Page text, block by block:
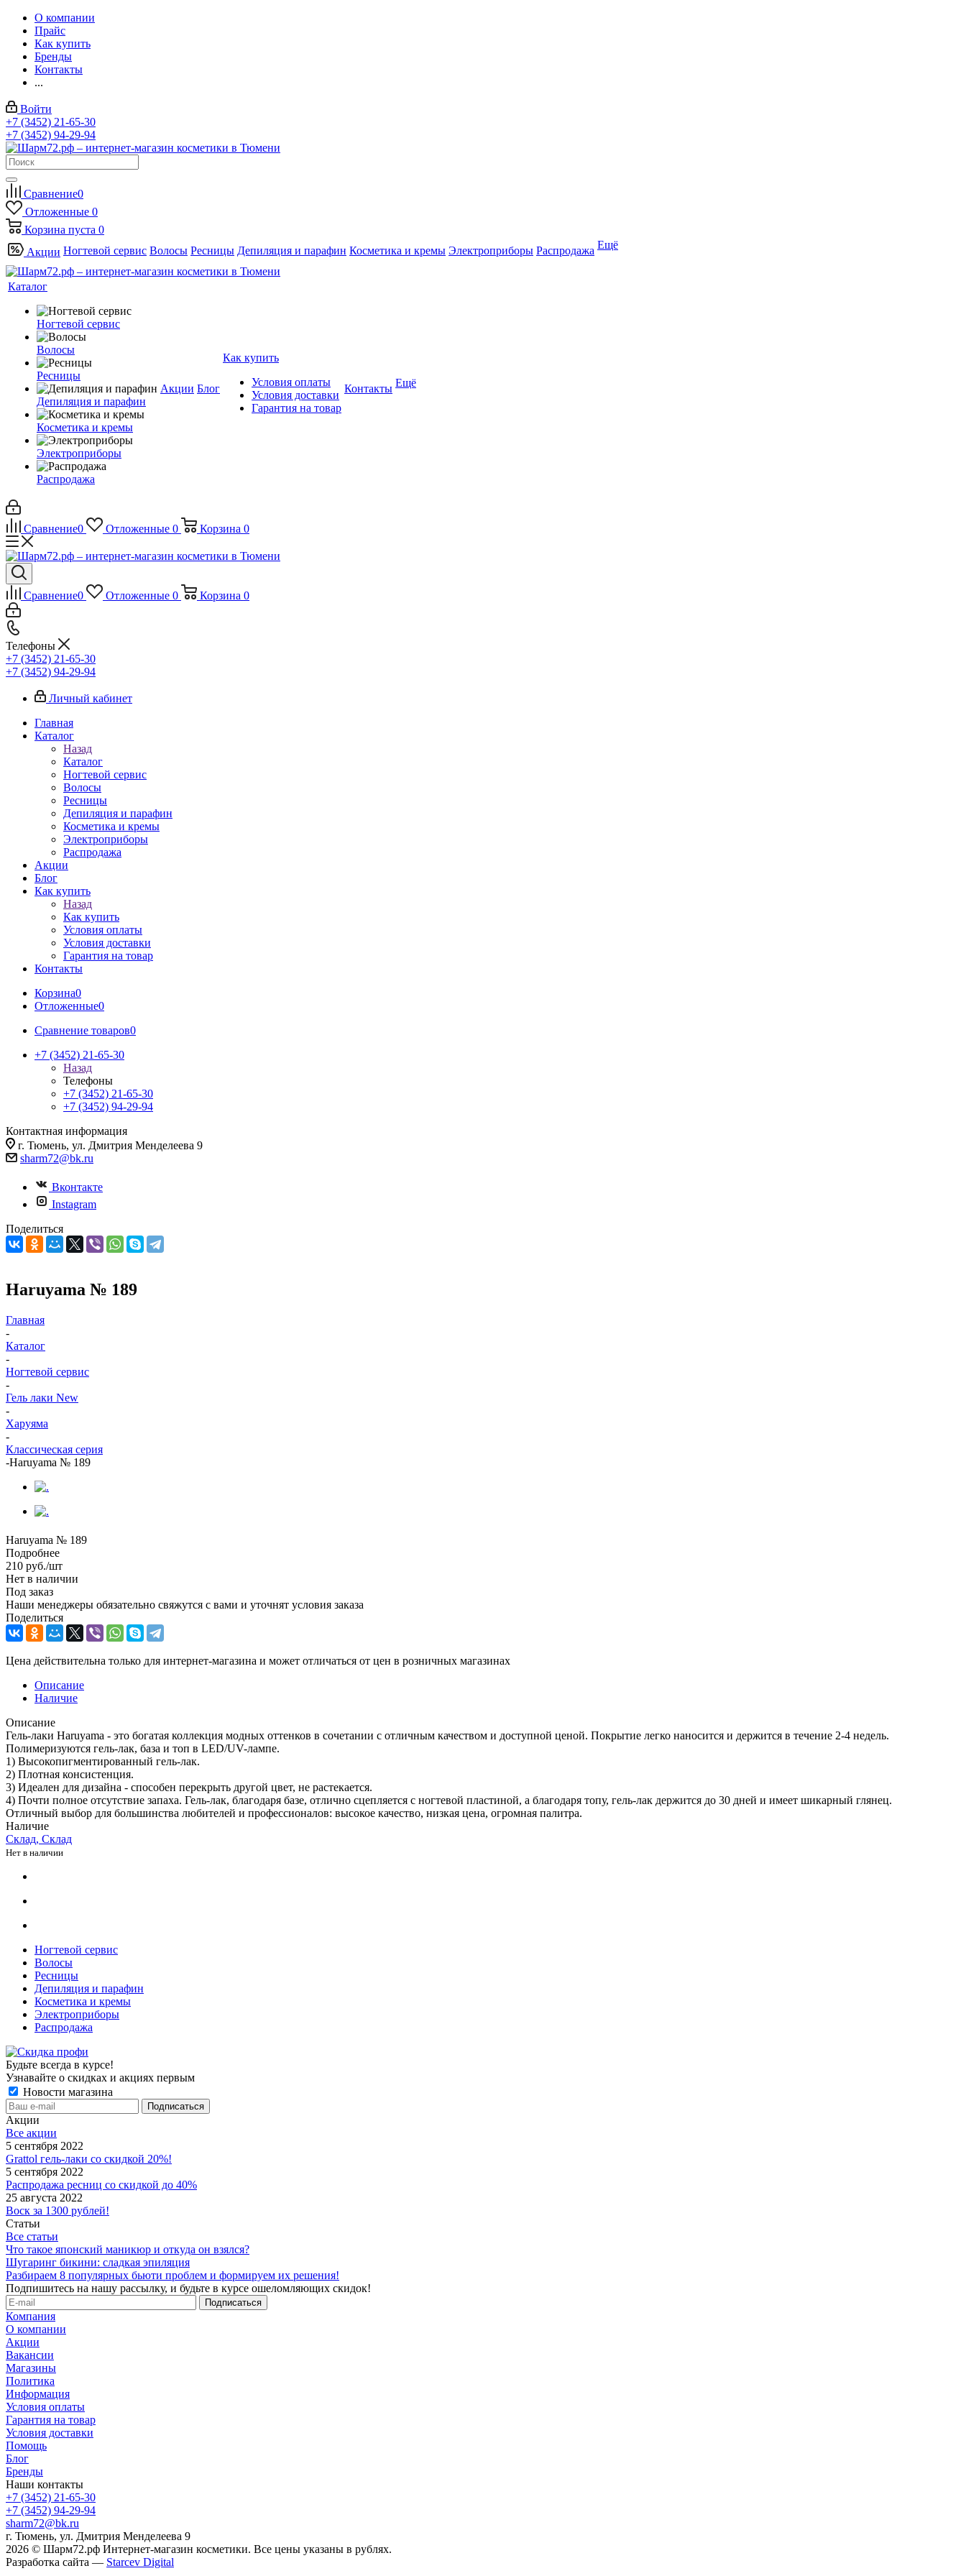
О компании
Прайс
Как купить
Бренды
Контакты
...
Войти
+7 (3452) 21-65-30
+7 (3452) 94-29-94
Сравнение0
Отложенные 0
Корзина пуста 0
Акции Ногтевой сервис Волосы Ресницы Депиляция и парафин Косметика и кремы Электроприборы Распродажа Ещё
Каталог
Ногтевой сервис
Волосы
Ресницы
Депиляция и парафин
Косметика и кремы
Электроприборы
Распродажа
Акции Блог
Как купить
Условия оплаты
Условия доставки
Гарантия на товар
Контакты Ещё
Сравнение0 Отложенные 0 Корзина 0
Сравнение0 Отложенные 0 Корзина 0
Телефоны
+7 (3452) 21-65-30
+7 (3452) 94-29-94
Личный кабинет
Главная
Каталог
Назад
Каталог
Ногтевой сервис
Волосы
Ресницы
Депиляция и парафин
Косметика и кремы
Электроприборы
Распродажа
Акции
Блог
Как купить
Назад
Как купить
Условия оплаты
Условия доставки
Гарантия на товар
Контакты
Корзина0
Отложенные0
Сравнение товаров0
+7 (3452) 21-65-30
Назад
Телефоны
+7 (3452) 21-65-30
+7 (3452) 94-29-94
Контактная информация
г. Тюмень, ул. Дмитрия Менделеева 9
sharm72@bk.ru
Вконтакте
Instagram
Поделиться
Haruyama № 189
Главная
-
Каталог
-
Ногтевой сервис
-
Гель лаки New
-
Харуяма
-
Классическая серия
-Haruyama № 189
Haruyama № 189
Подробнее
210 руб./шт
Нет в наличии
Под заказ
Наши менеджеры обязательно свяжутся с вами и уточнят условия заказа
Поделиться
Цена действительна только для интернет-магазина и может отличаться от цен в розничных магазинах
Описание
Наличие
Описание
Гель-лаки Haruyama - это богатая коллекция модных оттенков в сочетании с отличным качеством и доступной ценой. Покрытие легко наносится и держится в течение 2-4 недель.
Полимеризуются гель-лак, база и топ в LED/UV-лампе.
1) Высокопигментированный гель-лак.
2) Плотная консистенция.
3) Идеален для дизайна - способен перекрыть другой цвет, не растекается.
4) Почти полное отсутствие запаха. Гель-лак, благодаря базе, отлично сцепляется с ногтевой пластиной, а благодаря топу, гель-лак держится до 30 дней и имеет шикарный глянец.
Отличный выбор для большинства любителей и профессионалов: высокое качество, низкая цена, огромная палитра.
Наличие
Склад, Склад
Нет в наличии
Ногтевой сервис
Волосы
Ресницы
Депиляция и парафин
Косметика и кремы
Электроприборы
Распродажа
Будьте всегда в курсе!
Узнавайте о скидках и акциях первым
Новости магазина
Акции
Все акции
5 сентября 2022
Grattol гель-лаки со скидкой 20%!
5 сентября 2022
Распродажа ресниц со скидкой до 40%
25 августа 2022
Воск за 1300 рублей!
Статьи
Все статьи
Что такое японский маникюр и откуда он взялся?
Шугаринг бикини: сладкая эпиляция
Разбираем 8 популярных бьюти проблем и формируем их решения!
Подпишитесь на нашу рассылку, и будьте в курсе ошеломляющих скидок!
Компания
О компании
Акции
Вакансии
Магазины
Политика
Информация
Условия оплаты
Гарантия на товар
Условия доставки
Помощь
Блог
Бренды
Наши контакты
+7 (3452) 21-65-30
+7 (3452) 94-29-94
sharm72@bk.ru
г. Тюмень, ул. Дмитрия Менделеева 9
2026 © Шарм72.рф Интернет-магазин косметики. Все цены указаны в рублях.
Разработка сайта — Starcev Digital